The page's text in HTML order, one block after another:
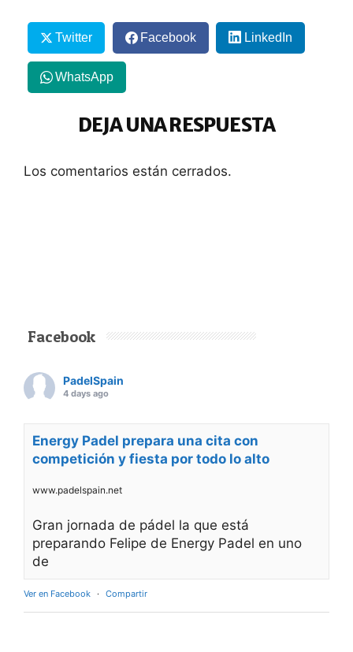
Twitter Facebook LinkedIn
WhatsApp
DEJA UNA RESPUESTA
Los comentarios están cerrados.
Facebook
PadelSpain
4 days ago
Energy Padel prepara una cita con
competición y fiesta por todo lo alto
www.padelspain.net
Gran jornada de pádel la que está
preparando Felipe de Energy Padel en uno
de
Ver en Facebook · Compartir